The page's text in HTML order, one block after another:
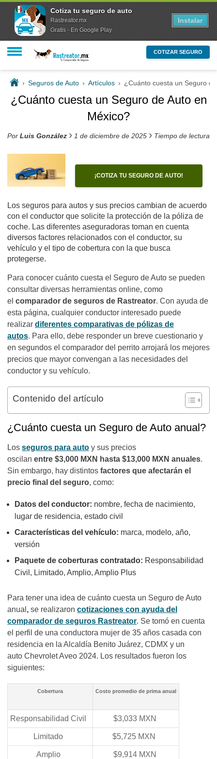
COTIZAR SEGURO
› Seguros de Auto › Artículos › ¿Cuánto cuesta un Seguro
¿Cuánto cuesta un Seguro de Auto en
México?
Por Luis González › 1 de diciembre de 2025 › Tiempo de lectura
¡COTIZA TU SEGURO DE AUTO!
Los seguros para autos y sus precios cambian de acuerdo
con el conductor que solicite la protección de la póliza de
coche. Las diferentes aseguradoras toman en cuenta
diversos factores relacionados con el conductor, su
vehículo y el tipo de cobertura con la que busca
protegerse.
Para conocer cuánto cuesta el Seguro de Auto se pueden
consultar diversas herramientas online, como
el comparador de seguros de Rastreator. Con ayuda de
esta página, cualquier conductor interesado puede
realizar diferentes comparativas de pólizas de
autos. Para ello, debe responder un breve cuestionario y
en segundos el comparador del perrito arrojará los mejores
precios que mayor convengan a las necesidades del
conductor y su vehículo.
Contenido del artículo
¿Cuánto cuesta un Seguro de Auto anual?
Los seguros para auto y sus precios
oscilan entre $3,000 MXN hasta $13,000 MXN anuales.
Sin embargo, hay distintos factores que afectarán el
precio final del seguro, como:
Datos del conductor: nombre, fecha de nacimiento,
lugar de residencia, estado civil
Características del vehículo: marca, modelo, año,
versión
Paquete de coberturas contratado: Responsabilidad
Civil, Limitado, Amplio, Amplio Plus
Para tener una idea de cuánto cuesta un Seguro de Auto
anual , se realizaron cotizaciones con ayuda del
comparador de seguros Rastreator. Se tomó en cuenta
el perfil de una conductora mujer de 35 años casada con
residencia en la Alcaldía Benito Juárez, CDMX y un
auto Chevrolet Aveo 2024. Los resultados fueron los
siguientes:
Cobertura Costo promedio de prima anual
Responsabilidad Civil $3,033 MXN
Limitado $5,725 MXN
Amplio $9,914 MXN
Cotiza tu seguro de auto
Rastreator.mx
Gratis - En Google Play
Instalar